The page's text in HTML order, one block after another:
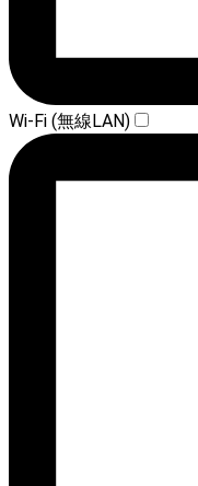
Wi-Fi (無線LAN)